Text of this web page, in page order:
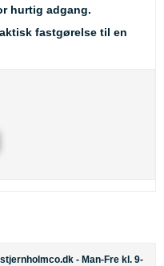
hurtig adgang.
fastgørelse til en
- Man-Fre kl. 9-